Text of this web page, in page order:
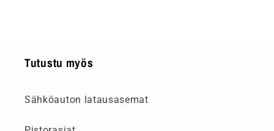
Tutustu myös
Sähköauton latausasemat